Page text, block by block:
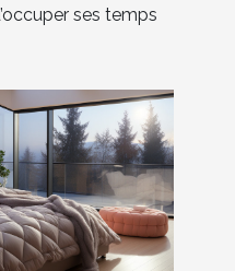
ses temps